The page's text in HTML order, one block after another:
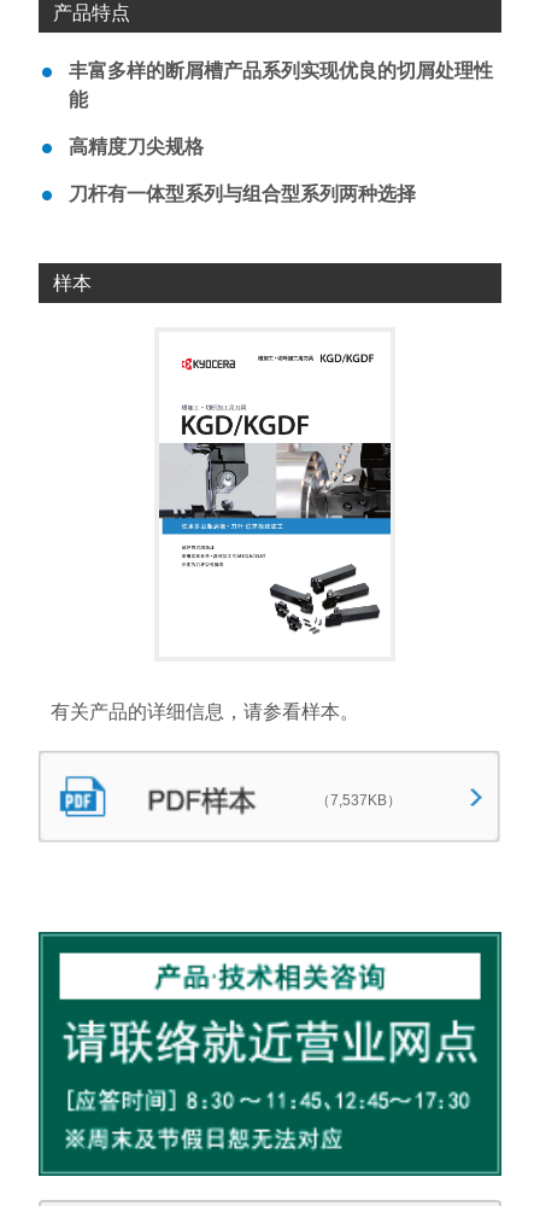
产品特点
丰富多样的断屑槽产品系列实现优良的切屑处理性
能
高精度刀尖规格
刀杆有一体型系列与组合型系列两种选择
样本
有关产品的详细信息，请参看样本。
（7,537KB）